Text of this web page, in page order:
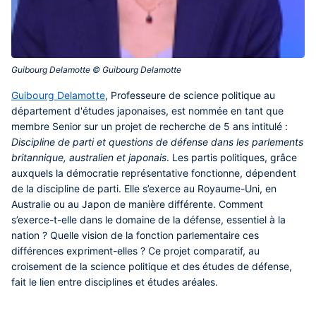
Guibourg Delamotte © Guibourg Delamotte‎
Guibourg Delamotte, Professeure de science politique au
département d'études japonaises, est nommée en tant que
membre Senior sur un projet de recherche de 5 ans intitulé :
Discipline de parti et questions de défense dans les parlements
britannique, australien et japonais. Les partis politiques, grâce
auxquels la démocratie représentative fonctionne, dépendent
de la discipline de parti. Elle s’exerce au Royaume-Uni, en
Australie ou au Japon de manière différente. Comment
s’exerce-t-elle dans le domaine de la défense, essentiel à la
nation ? Quelle vision de la fonction parlementaire ces
différences expriment-elles ? Ce projet comparatif, au
croisement de la science politique et des études de défense,
fait le lien entre disciplines et études aréales.